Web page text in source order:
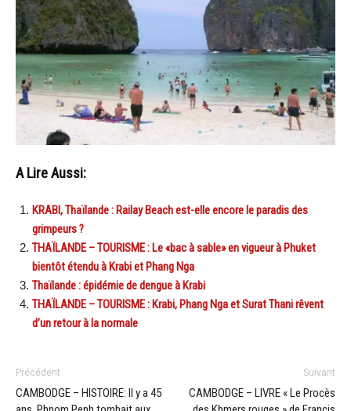
A Lire Aussi:
KRABI, Thaïlande : Railay Beach est-elle encore le paradis des
grimpeurs ?
THAÏLANDE – TOURISME : Le «bac à sable» en vigueur à Phuket
bientôt étendu à Krabi et Phang Nga
Thaïlande : épidémie de dengue à Krabi
THAÏLANDE – TOURISME : Krabi, Phang Nga et Surat Thani rêvent
d’un retour à la normale
Précédent
CAMBODGE – HISTOIRE: Il y a 45
Suivant
CAMBODGE – LIVRE « Le Procès